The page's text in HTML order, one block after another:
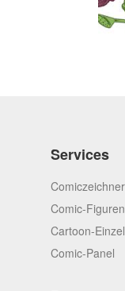
Services
Comiczeichner
Comic-Figuren
Cartoon-
Comic-Panel